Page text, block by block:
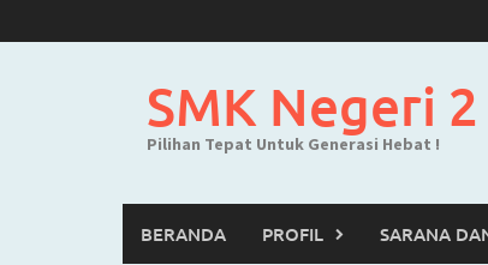
to
SMK Negeri
Pilihan Tepat Untuk Generasi Hebat !
BERANDA PROFIL SARANA